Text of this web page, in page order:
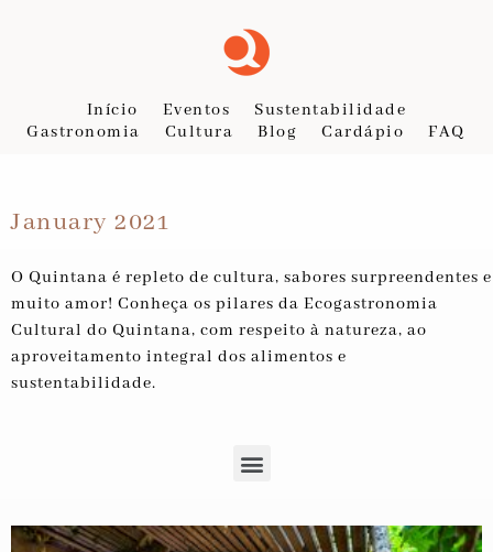
Início Eventos
Sustentabilidade
Gastronomia
Cultura Blog Cardápio FAQ
January 2021
O Quintana é repleto de cultura, sabores surpreendentes e
muito amor! Conheça os pilares da Ecogastronomia
Cultural do Quintana, com respeito à natureza, ao
aproveitamento integral dos alimentos e
sustentabilidade.